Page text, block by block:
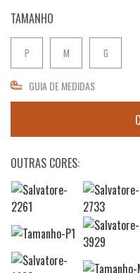
TAMANHO
P M G
GUIA DE MEDIDAS
OUTRAS CORES: